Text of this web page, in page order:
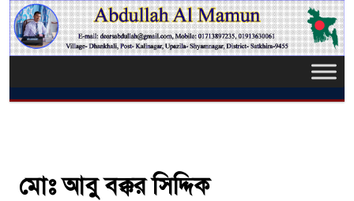
মোঃ আবু বক্কর সিদ্দিক